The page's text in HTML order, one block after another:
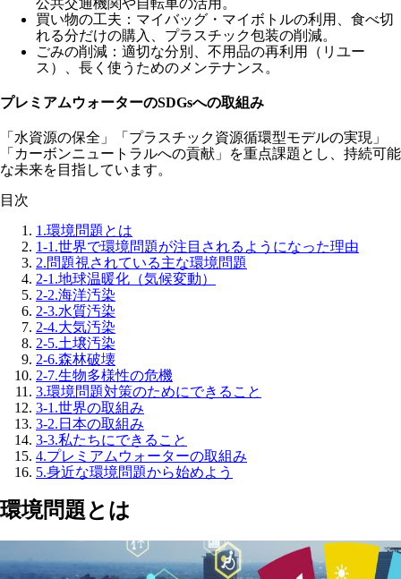
買い物の工夫 ：マイバッグ・マイボトルの利用、食べ切
れる分だけの購入、プラスチック包装の削減。
ごみの削減 ：適切な分別、不用品の再利用（リユー
ス）、長く使うためのメンテナンス。
プレミアムウォーターのSDGsへの取組み
「 水資源の保全 」「 プラスチック資源循環型モデルの実現 」
「 カーボンニュートラルへの貢献 」を重点課題とし、持続可能
な未来を目指しています。
目次
1.環境問題とは
1-1.世界で環境問題が注目されるようになった理由
2.問題視されている主な環境問題
2-1.地球温暖化（気候変動）
2-2.海洋汚染
2-3.水質汚染
2-4.大気汚染
2-5.土壌汚染
2-6.森林破壊
2-7.生物多様性の危機
3.環境問題対策のためにできること
3-1.世界の取組み
3-2. 日本の取組み
3-3.私たちにできること
4.プレミアムウォーターの取組み
5.身近な環境問題から始めよう
環境問題とは